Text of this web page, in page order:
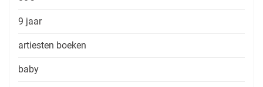
9 jaar
artiesten boeken
baby